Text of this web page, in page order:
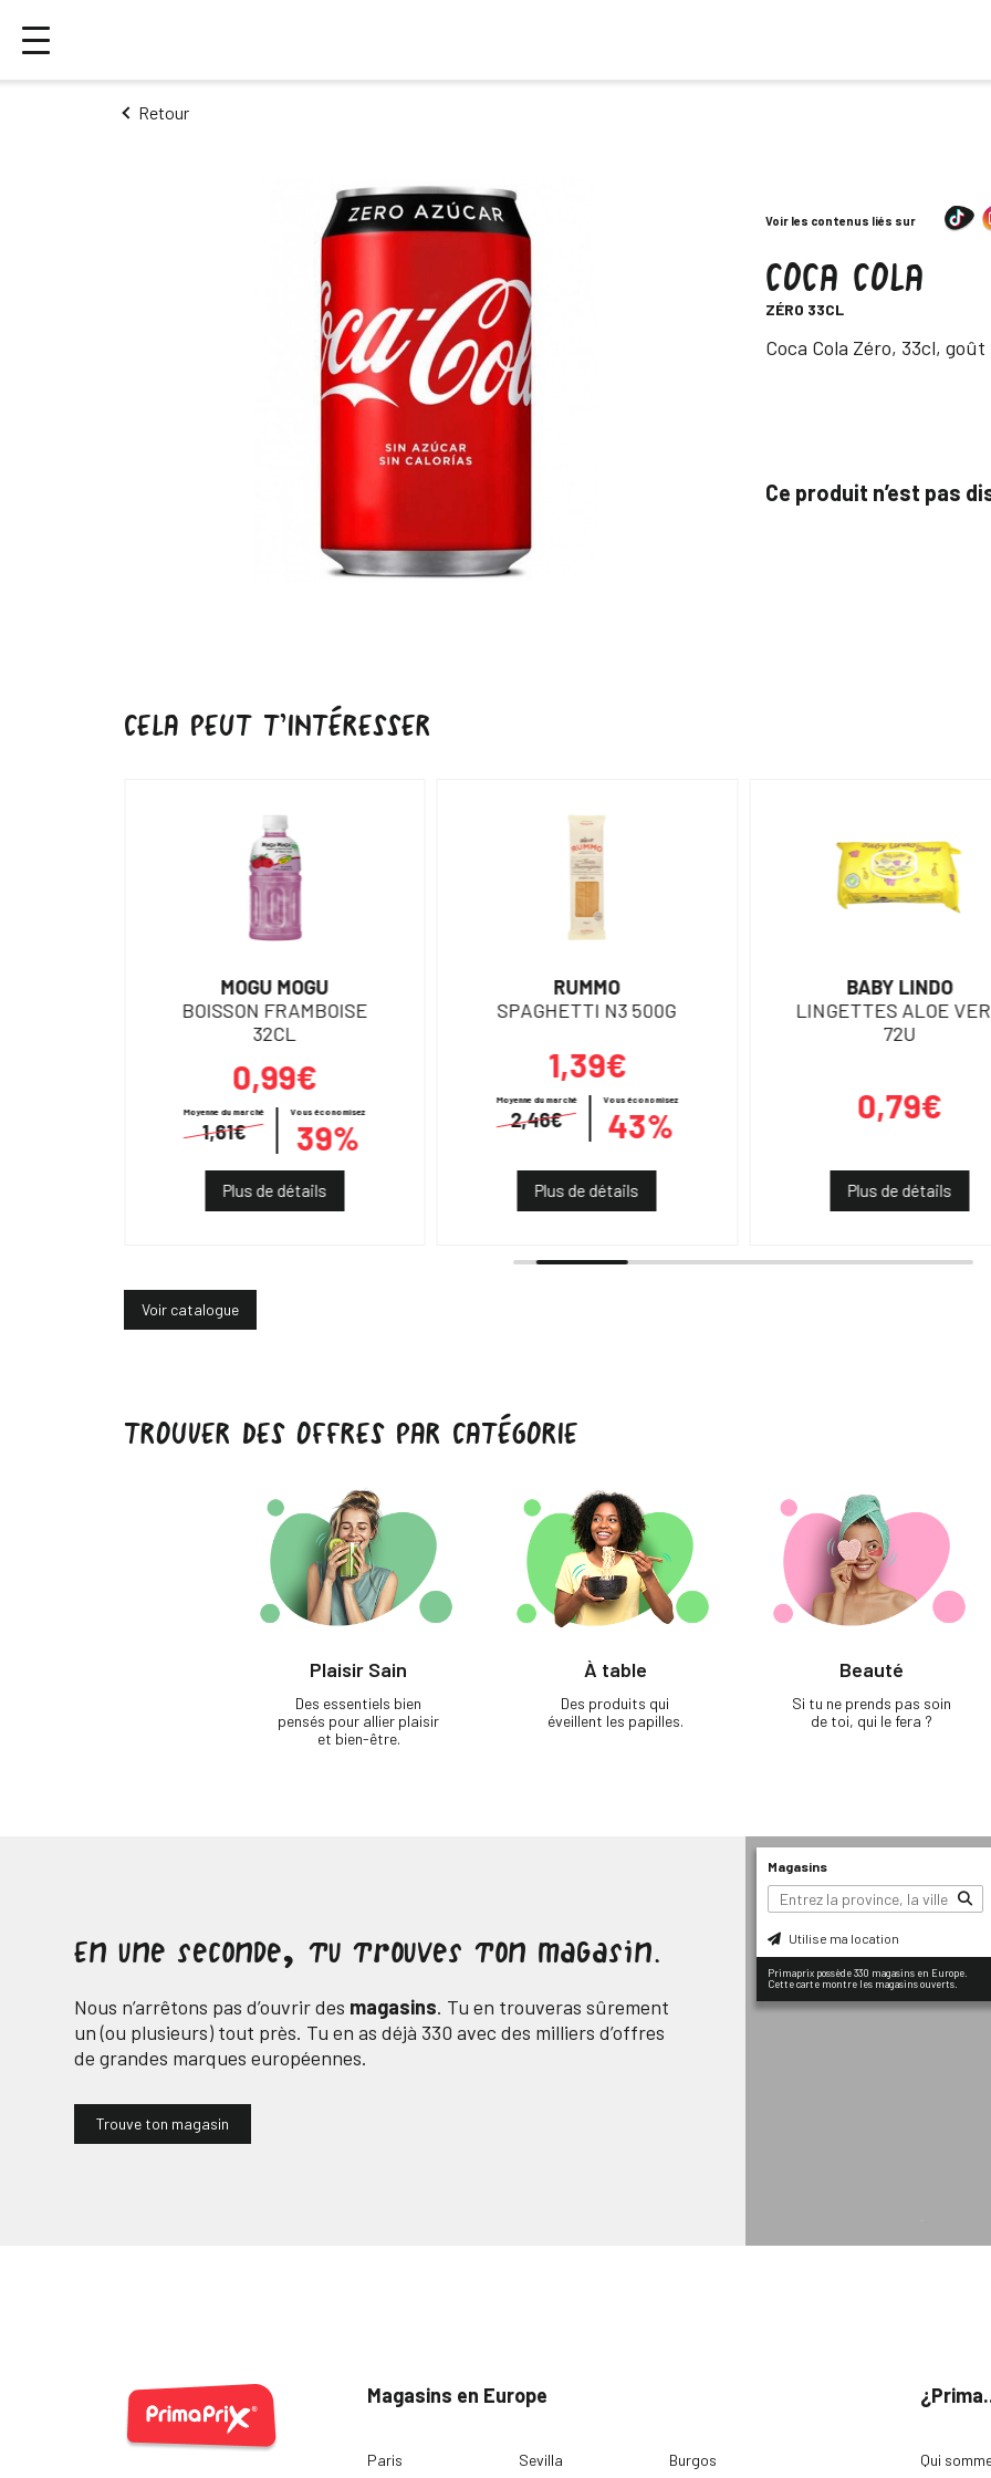
Retour
Voir les contenus liés sur
COCA COLA
ZÉRO 33CL
Descripción
Coca Cola Zéro, 33cl,
Ce produit n’est pas
CELA PEUT T’INTÉRESSER
MOGU MOGU
BOISSON FRAMBOISE
32CL
0,99€
Moyenne du marché
1,61€
Vous économisez
39%
Plus de détails
RUMMO
SPAGHETTI N3 500G
1,39€
Moyenne du marché
2,46€
Vous économisez
43%
Plus de détails
BABY LINDO
LINGETTES ALOE
72U
0,79€
Plus de détails
Voir catalogue
TROUVER DES OFFRES PAR CATÉGORIE
Plaisir Sain
Des essentiels bien
pensés pour allier plaisir
et bien-être.
À table
Des produits qui
éveillent les papilles.
Beauté
Si tu ne prends pas soin
de toi, qui le fera ?
En une seconde, tu trouves ton magasin.
Nous n’arrêtons pas d’ouvrir des magasins. Tu en trouveras sûrement
un (ou plusieurs) tout près. Tu en as déjà 330 avec des milliers d’offres
de grandes marques européennes.
Trouve ton magasin
Magasins
Utilise ma location
Primaprix possède 330 magasins en Europe.
Cette carte montre les magasins ouverts.
Magasins en Europe
Paris Sevilla Burgos Qui